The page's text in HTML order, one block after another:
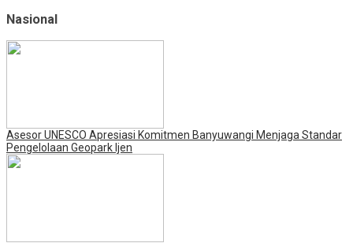
Nasional
Asesor UNESCO Apresiasi Komitmen Banyuwangi Menjaga Standar
Pengelolaan Geopark Ijen